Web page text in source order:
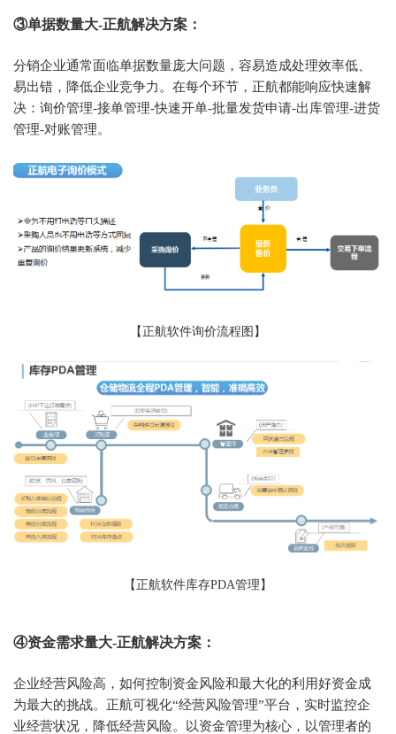
③单据数量大-正航解决方案：
分销企业通常面临单据数量庞大问题，容易造成处理效率低、
易出错，降低企业竞争力。在每个环节，正航都能响应快速解
决：询价管理-接单管理-快速开单-批量发货申请-出库管理-进货
管理-对账管理。
【正航软件询价流程图】
【正航软件库存PDA管理】
④资金需求量大-正航解决方案：
企业经营风险高，如何控制资金风险和最大化的利用好资金成
为最大的挑战。正航可视化“经营风险管理”平台，实时监控企
业经营状况，降低经营风险。以资金管理为核心，以管理者的